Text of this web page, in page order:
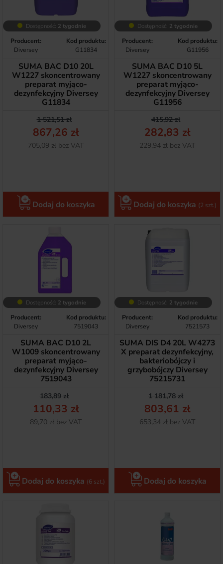
Dostępność: 2 tygodnie
Producent:
Diversey
Kod produktu:
G11834
SUMA BAC D10 20L
W1227 skoncentrowany
preparat myjąco-
dezynfekcyjny Diversey
G11834
Cena podstawowa
1 521,51 zł
Cena
867,26 zł
Netto
705,09 zł bez VAT
Dodaj do koszyka
Dostępność: 2 tygodnie
Producent:
Diversey
Kod produktu:
G11956
SUMA BAC D10 5L
W1227 skoncentrowany
preparat myjąco-
dezynfekcyjny Diversey
G11956
Cena
415,92 zł
Cena
282,83 zł
Netto
229,94 zł bez VAT
Dodaj do koszyka (2 szt.)
Dostępność: 2 tygodnie
Producent:
Diversey
Kod produktu:
7519043
SUMA BAC D10 2L
W1009 skoncentrowany
preparat myjąco-
dezynfekcyjny Diversey
7519043
Cena podstawowa
183,89 zł
Cena
110,33 zł
Netto
89,70 zł bez VAT
Dodaj do koszyka (6 szt.)
Dostępność: 2 tygodnie
Producent:
Diversey
Kod produktu:
7521573
SUMA DIS D4 20L W4273
X preparat dezynfekcyjny,
bakteriobójczy i
grzybobójczy Diversey
75215731
Cena
1 181,78 zł
Cena
803,61 zł
Netto
653,34 zł bez VAT
Dodaj do koszyka